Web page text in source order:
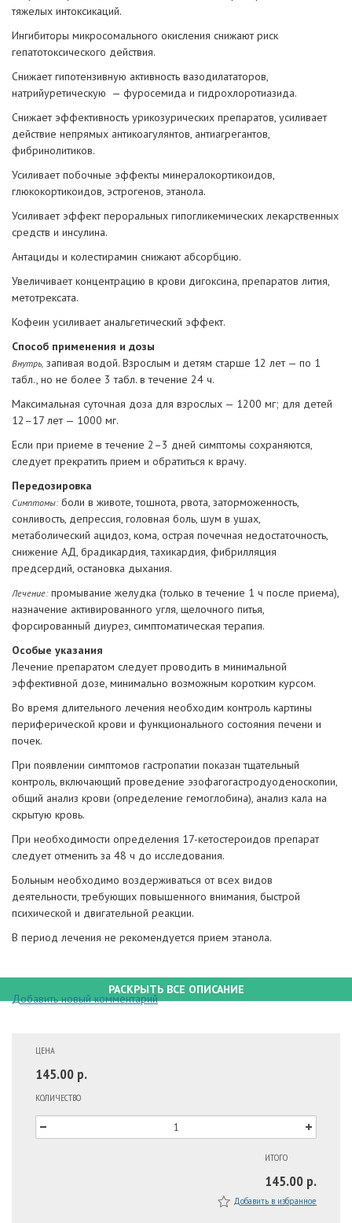
тяжелых интоксикаций.
Ингибиторы микросомального окисления снижают риск
гепатотоксического действия.
Снижает гипотензивную активность вазодилататоров,
натрийуретическую — фуросемида и гидрохлоротиазида.
Снижает эффективность урикозурических препаратов, усиливает
действие непрямых антикоагулянтов, антиагрегантов,
фибринолитиков.
Усиливает побочные эффекты минералокортикоидов,
глюкокортикоидов, эстрогенов, этанола.
Усиливает эффект пероральных гипогликемических лекарственных
средств и инсулина.
Антациды и колестирамин снижают абсорбцию.
Увеличивает концентрацию в крови дигоксина, препаратов лития,
метотрексата.
Кофеин усиливает анальгетический эффект.
Способ применения и дозы
Внутрь, запивая водой. Взрослым и детям старше 12 лет — по 1
табл., но не более 3 табл. в течение 24 ч.
Максимальная суточная доза для взрослых — 1200 мг; для детей
12–17 лет — 1000 мг.
Если при приеме в течение 2–3 дней симптомы сохраняются,
следует прекратить прием и обратиться к врачу.
Передозировка
Симптомы:боли в животе, тошнота, рвота, заторможенность,
сонливость, депрессия, головная боль, шум в ушах,
метаболический ацидоз, кома, острая почечная недостаточность,
снижение АД, брадикардия, тахикардия, фибрилляция
предсердий, остановка дыхания.
Лечение:промывание желудка (только в течение 1 ч после приема),
назначение активированного угля, щелочного питья,
форсированный диурез, симптоматическая терапия.
Особые указания
Лечение препаратом следует проводить в минимальной
эффективной дозе, минимально возможным коротким курсом.
Во время длительного лечения необходим контроль картины
периферической крови и функционального состояния печени и
почек.
При появлении симптомов гастропатии показан тщательный
контроль, включающий проведение эзофагогастродуоденоскопии,
общий анализ крови (определение гемоглобина), анализ кала на
скрытую кровь.
При необходимости определения 17-кетостероидов препарат
следует отменить за 48 ч до исследования.
Больным необходимо воздерживаться от всех видов
деятельности, требующих повышенного внимания, быстрой
психической и двигательной реакции.
В период лечения не рекомендуется прием этанола.
РАСКРЫТЬ ВСЕ ОПИСАНИЕ
Добавить новый комментарий
ЦЕНА
145.00 р.
КОЛИЧЕСТВО
ИТОГО
145.00 р.
Добавить в избранное